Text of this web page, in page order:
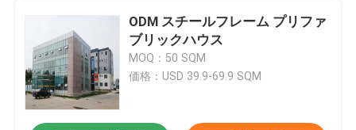
ODM スチールフレーム プリファ
ブリックハウス
MOQ：50 SQM
価格：USD 39.9-69.9 SQM